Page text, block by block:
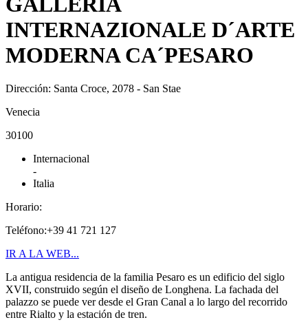
INTERNAZIONALE D´ARTE
MODERNA CA´PESARO
Dirección: Santa Croce, 2078 - San Stae
Venecia
30100
Internacional
-
Italia
Horario:
Teléfono:+39 41 721 127
IR A LA WEB...
La antigua residencia de la familia Pesaro es un edificio del siglo
XVII, construido según el diseño de Longhena. La fachada del
palazzo se puede ver desde el Gran Canal a lo largo del recorrido
entre Rialto y la estación de tren.